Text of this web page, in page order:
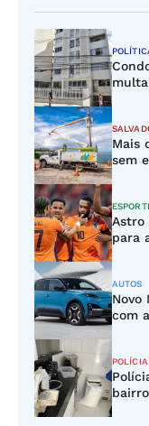
Mais
sem
Astro
para
AUTOS
Novo
com
POLÍCIA